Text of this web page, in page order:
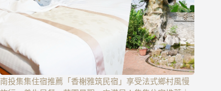
南投集集住宿推薦「香榭雅筑民宿」享受法式鄉村風慢